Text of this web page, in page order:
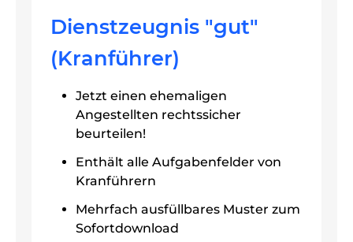
Dienstzeugnis "gut"
(Kranführer)
Jetzt einen ehemaligen
Angestellten rechtssicher
beurteilen!
Enthält alle Aufgabenfelder von
Kranführern
Mehrfach ausfüllbares Muster zum
Sofortdownload